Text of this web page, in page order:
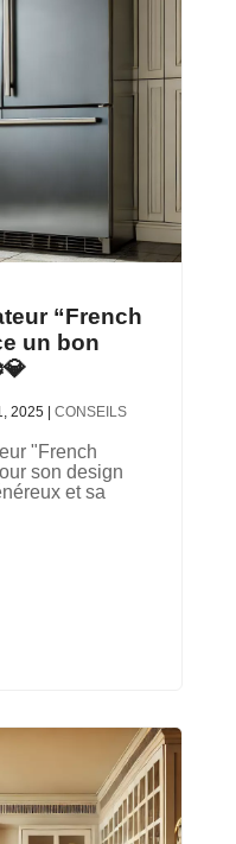
“French
un bon
2025| CONSEILS
"French
son design
et sa